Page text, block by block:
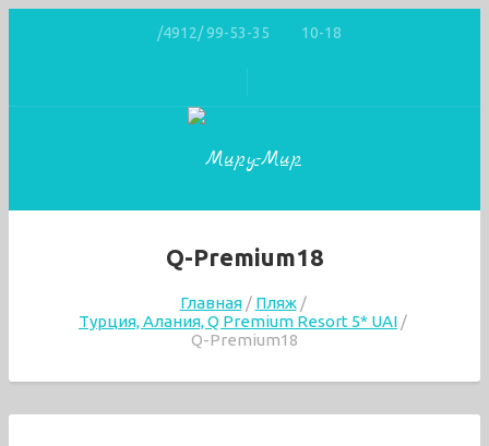
/4912/ 99-53-35 10-18
Q-Premium18
Главная
Пляж
Турция, Алания, Q Premium Resort 5* UAI
Q-Premium18